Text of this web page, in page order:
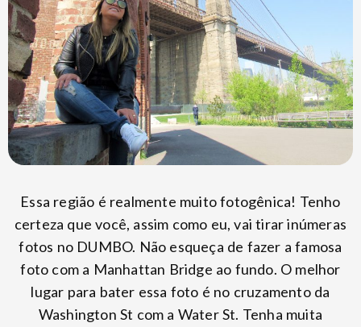
Essa região é realmente muito fotogênica! Tenho
certeza que você, assim como eu, vai tirar inúmeras
fotos no DUMBO. Não esqueça de fazer a famosa
foto com a Manhattan Bridge ao fundo. O melhor
lugar para bater essa foto é no cruzamento da
Washington St com a Water St. Tenha muita